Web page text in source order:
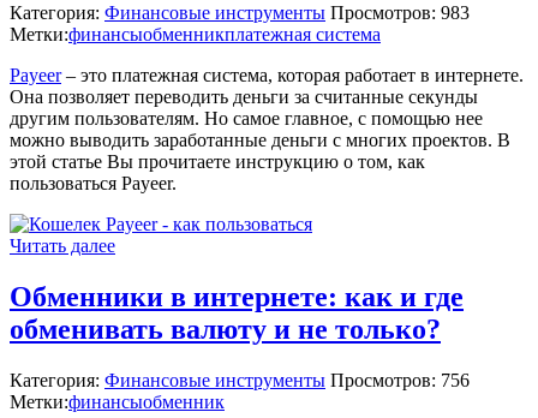
Категория: Финансовые инструменты Просмотров: 983
Метки:финансыобменникплатежная система
Payeer– это платежная система, которая работает в интернете.
Она позволяет переводить деньги за считанные секунды
другим пользователям. Но самое главное, с помощью нее
можно выводить заработанные деньги с многих проектов. В
этой статье Вы прочитаете инструкцию о том, как
пользоваться Payeer.
Читать далее
Обменники в интернете: как и где
обменивать валюту и не только?
Категория: Финансовые инструменты Просмотров: 756
Метки:финансыобменник